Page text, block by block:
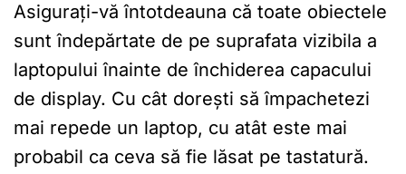
Asigurați-vă întotdeauna că toate obiectele
sunt îndepărtate de pe suprafata vizibila a
laptopului înainte de închiderea capacului
de display. Cu cât dorești să împachetezi
mai repede un laptop, cu atât este mai
probabil ca ceva să fie lăsat pe tastatură.